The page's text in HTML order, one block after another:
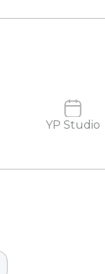
YP Studio